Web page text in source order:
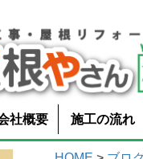
社概要 施工の流れ